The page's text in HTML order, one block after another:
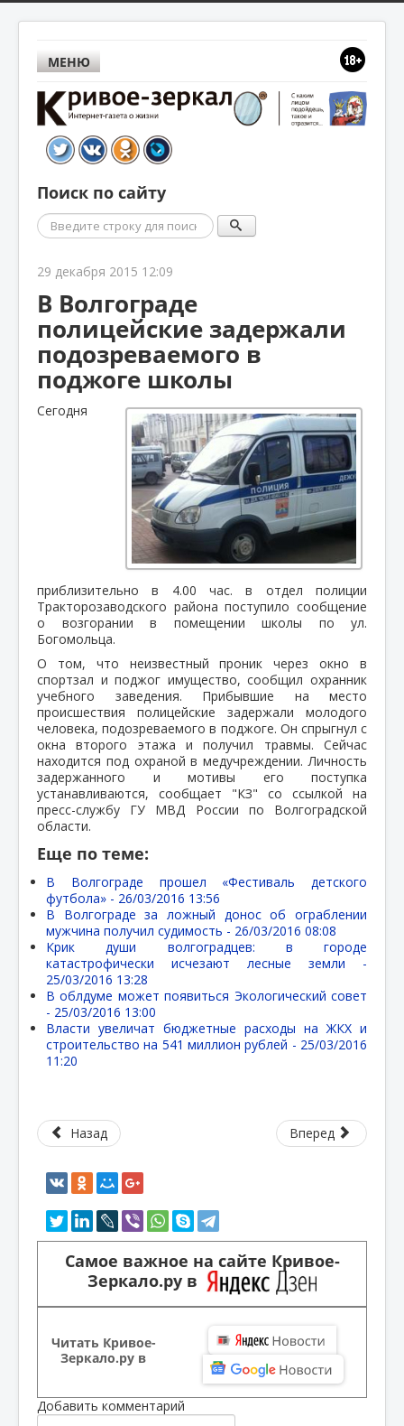
МЕНЮ
Поиск по сайту
Поиск
29 декабря 2015 12:09
В Волгограде
полицейские задержали
подозреваемого в
поджоге школы
Сегодня
приблизительно в 4.00 час. в отдел полиции
Тракторозаводского района поступило сообщение
о возгорании в помещении школы по ул.
Богомольца.
О том, что неизвестный проник через окно в
спортзал и поджог имущество, сообщил охранник
учебного заведения. Прибывшие на место
происшествия полицейские задержали молодого
человека, подозреваемого в поджоге. Он спрыгнул с
окна второго этажа и получил травмы. Сейчас
находится под охраной в медучреждении. Личность
задержанного и мотивы его поступка
устанавливаются, сообщает "КЗ" со ссылкой на
пресс-службу ГУ МВД России по Волгоградской
области.
Еще по теме:
В Волгограде прошел «Фестиваль детского
футбола» - 26/03/2016 13:56
В Волгограде за ложный донос об ограблении
мужчина получил судимость - 26/03/2016 08:08
Крик души волгоградцев: в городе
катастрофически исчезают лесные земли -
25/03/2016 13:28
В облдуме может появиться Экологический совет
- 25/03/2016 13:00
Власти увеличат бюджетные расходы на ЖКХ и
строительство на 541 миллион рублей - 25/03/2016
11:20
Назад Вперед
Самое важное на сайте Кривое-
Зеркало.ру в
Читать Кривое-
Зеркало.ру в
Добавить комментарий